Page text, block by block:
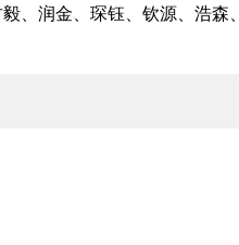
、润金、琛钰、钦源、浩森、